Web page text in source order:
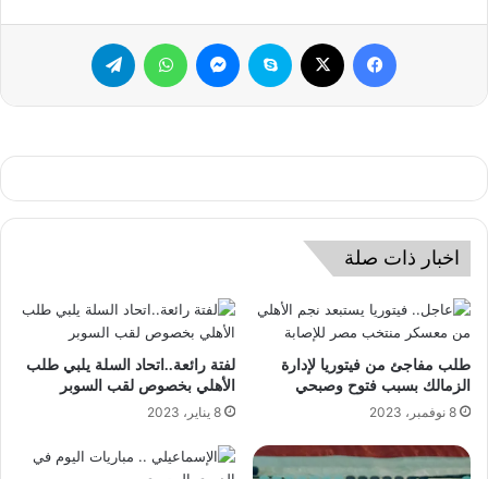
فيسبوك سكايب ماسنجر واتساب
اخبار ذات صلة
طلب مفاجئ من فيتوريا لإدارة
الزمالك بسبب فتوح وصبحي
8 نوفمبر، 2023
لفتة رائعة..اتحاد السلة يلبي طلب
الأهلي بخصوص لقب السوبر
8 يناير، 2023